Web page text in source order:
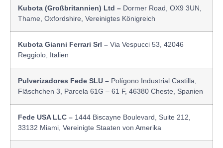
Kubota (Großbritannien) Ltd – Dormer Road, OX9 3UN,
Thame, Oxfordshire, Vereinigtes Königreich
Kubota Gianni Ferrari Srl – Via Vespucci 53, 42046
Reggiolo, Italien
Pulverizadores Fede SLU – Polígono Industrial Castilla,
Fläschchen 3, Parcela 61G – 61 F, 46380 Cheste, Spanien
Fede USA LLC – 1444 Biscayne Boulevard, Suite 212,
33132 Miami, Vereinigte Staaten von Amerika